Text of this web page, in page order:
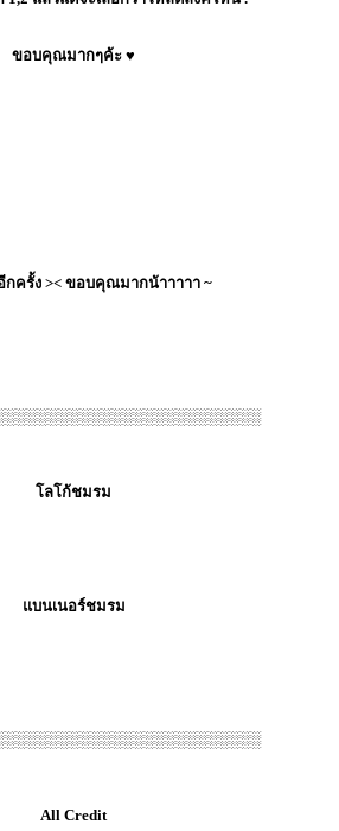
ขอบคุณมากๆค้ะ ♥
กครั้ง >< ขอบคุณมากน้าาาาา ~
โลโก้ชมรม
แบนเนอร์ชมรม
All Credit